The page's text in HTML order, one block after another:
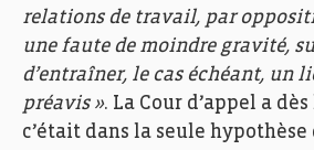
relations de travail, par
une faute de moindre gravité,
d’entraîner, le cas échéant, un
préavis ». La Cour d’appel a
c’était dans la seule hypothèse